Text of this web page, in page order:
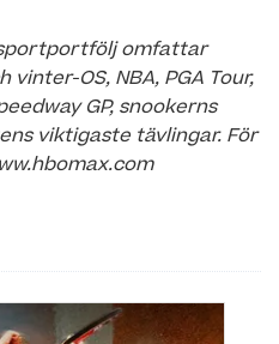
sportportfölj omfattar
OS, NBA, PGA Tour,
GP, snookerns
viktigaste tävlingar. För